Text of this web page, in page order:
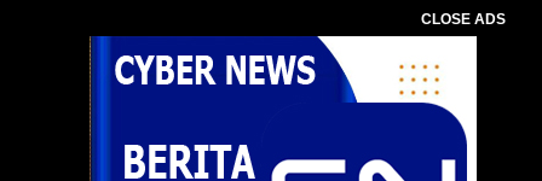
CLOSE ADS